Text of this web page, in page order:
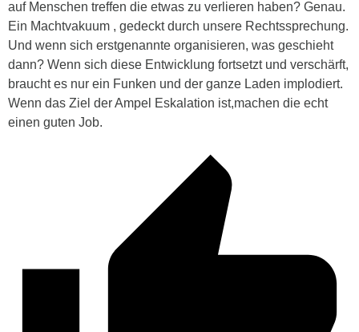
auf Menschen treffen die etwas zu verlieren haben? Genau.
Ein Machtvakuum , gedeckt durch unsere Rechtssprechung.
Und wenn sich erstgenannte organisieren, was geschieht
dann? Wenn sich diese Entwicklung fortsetzt und verschärft,
braucht es nur ein Funken und der ganze Laden implodiert.
Wenn das Ziel der Ampel Eskalation ist,machen die echt
einen guten Job.